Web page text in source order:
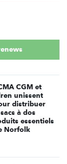
CGM et
unissent
distribuer
à dos
essentiels
Norfolk